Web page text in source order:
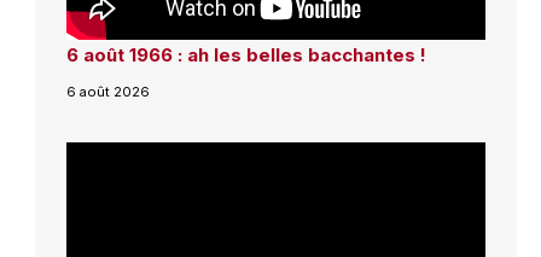
6 août 1966 : ah les belles bacchantes !
6 août 2026